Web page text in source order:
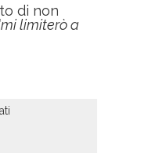
di non
limiterò a